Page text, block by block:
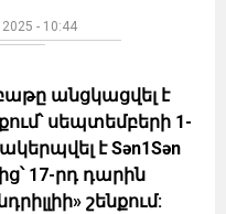
- 10:44
անցկացվել է
սեպտեմբերի 1-
է Sən1Sən
17-րդ դարին
շենքում: